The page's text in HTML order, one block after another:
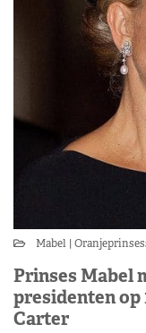
Mabel
Prinses Mabel
presidenten op
Carter